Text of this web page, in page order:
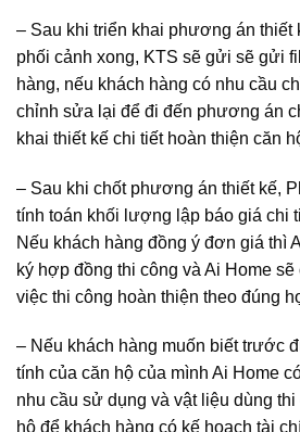
– Sau khi triển khai phương án thiết
phối cảnh xong, KTS sẽ gửi sẽ gửi
hàng, nếu khách hàng có nhu cầu
chỉnh sửa lại để đi đến phương án
khai thiết kế chi tiết hoàn thiện căn
– Sau khi chốt phương án thiết kế,
tính toán khối lượng lập báo giá chi
Nếu khách hàng đồng ý đơn giá thì
ký hợp đồng thi công và Ai Home
việc thi công hoàn thiện theo đúng
– Nếu khách hàng muốn biết trước
tính của căn hộ của mình Ai Home
nhu cầu sử dụng và vật liệu dùng
hộ để khách hàng có kế hoạch tài